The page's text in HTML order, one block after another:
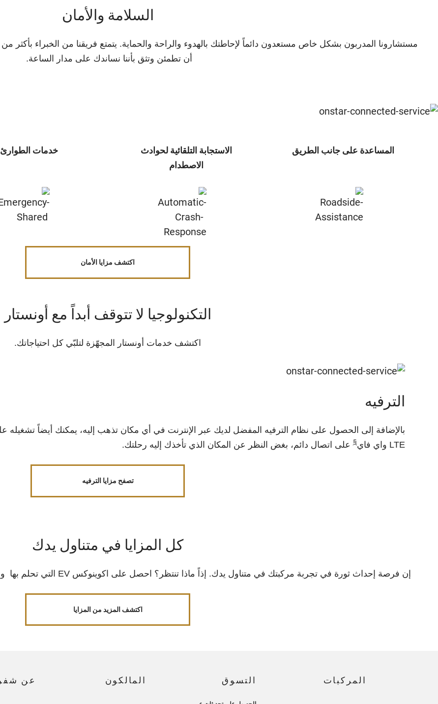
السلامة والأمان‪‎
أن تطمئن وتثق بأننا نساندك على مدار الساعة. ‬‬‬‬‬‬‬‬‬
المساعدة على جانب الطريق
الاستجابة التلقائية لحوادث
الاصطدام
خدمات الطوارئ
اكتشف مزايا الأمان
التكنولوجيا لا تتوقف أبداً مع أونستار
اكتشف خدمات أونستار المجهّزة لتلبّي كل احتياجاتك.
الترفيه
LTE واي فاي
§على اتصال دائم، بغض النظر عن المكان الذي تأخذك إليه رحلتك.
تصفح مزايا الترفيه
كل المزايا في متناول يدك
إن فرصة إحداث ثورة في تجربة مركبتك في متناول يدك. إذاً ماذا تنتظر؟ احصل على اكوينوكس EV التي تحلم بها وفعّل أونستار ودعنا نبدأ الطريق لاستكشاف آفاق جديدة!
اكتشف المزيد من المزايا